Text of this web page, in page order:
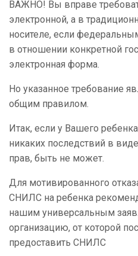
ВАЖНО! Вы вправе
электронной, а в
носителе, если
в отношении конкретной
электронная форма.
Но указанное требование
общим правилом.
Итак, если у Вашего
никаких последствий в
прав, быть не может.
Для мотивированного
СНИЛС на ребенка
нашим универсальным
организацию, от которой
предоставить СНИЛС